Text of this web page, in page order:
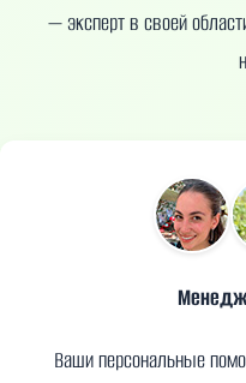
— эксперт в своей
Ваши персональные